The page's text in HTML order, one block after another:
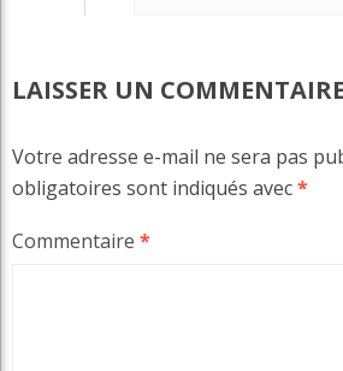
LAISSER UN COMMENTAIRE
Votre adresse e-mail ne sera pas
obligatoires sont indiqués avec*
Commentaire *